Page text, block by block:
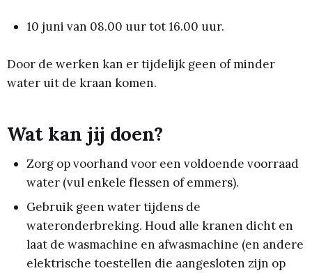
10 juni van 08.00 uur tot 16.00 uur.
Door de werken kan er tijdelijk geen of minder
water uit de kraan komen.
Wat kan jij doen?
Zorg op voorhand voor een voldoende voorraad
water (vul enkele flessen of emmers).
Gebruik geen water tijdens de
wateronderbreking. Houd alle kranen dicht en
laat de wasmachine en afwasmachine (en andere
elektrische toestellen die aangesloten zijn op